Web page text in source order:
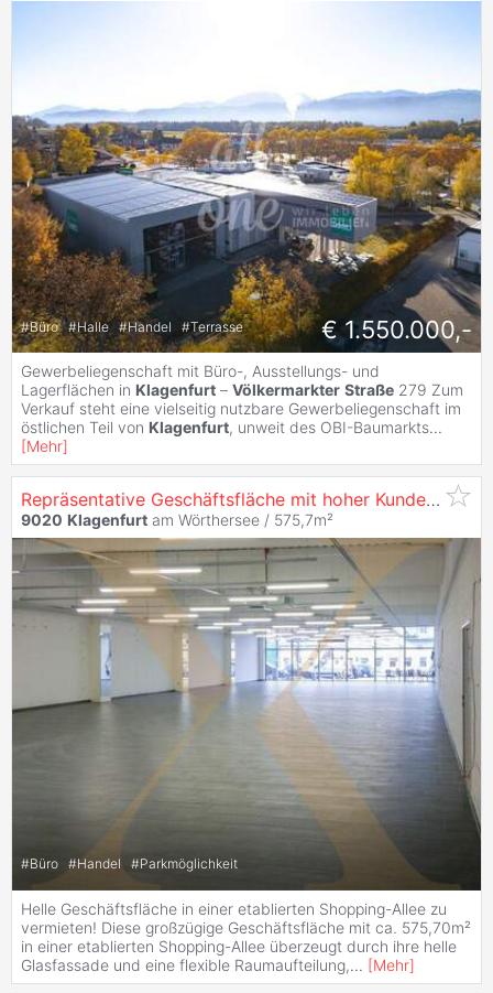
#Büro #Halle #Handel #Terrasse € 1.550.000,-
Gewerbeliegenschaft mit Büro-, Ausstellungs- und
Lagerflächen in Klagenfurt – Völkermarkter Straße 279 Zum
Verkauf steht eine vielseitig nutzbare Gewerbeliegenschaft im
östlichen Teil von Klagenfurt, unweit des OBI-Baumarkts...
[Mehr]
Repräsentative Geschäftsfläche mit hoher Kundenfrequenz in
9020 Klagenfurt am Wörthersee / 575,7m²
#Büro #Handel #Parkmöglichkeit
Helle Geschäftsfläche in einer etablierten Shopping-Allee zu
vermieten! Diese großzügige Geschäftsfläche mit ca. 575,70m²
in einer etablierten Shopping-Allee überzeugt durch ihre helle
Glasfassade und eine flexible Raumaufteilung,... [Mehr]